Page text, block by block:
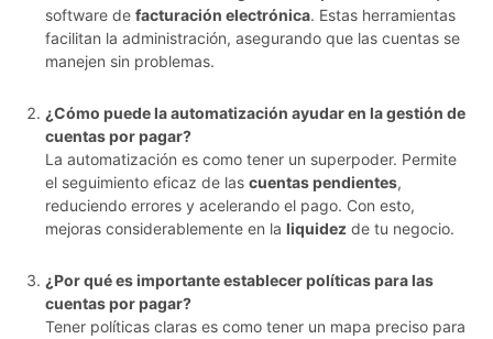
software de facturación electrónica. Estas herramientas
facilitan la administración, asegurando que las cuentas se
manejen sin problemas.
¿Cómo puede la automatización ayudar en la gestión de
cuentas por pagar?
La automatización es como tener un superpoder. Permite
el seguimiento eficaz de las cuentas pendientes,
reduciendo errores y acelerando el pago. Con esto,
mejoras considerablemente en la liquidez de tu negocio.
¿Por qué es importante establecer políticas para las
cuentas por pagar?
Tener políticas claras es como tener un mapa preciso para